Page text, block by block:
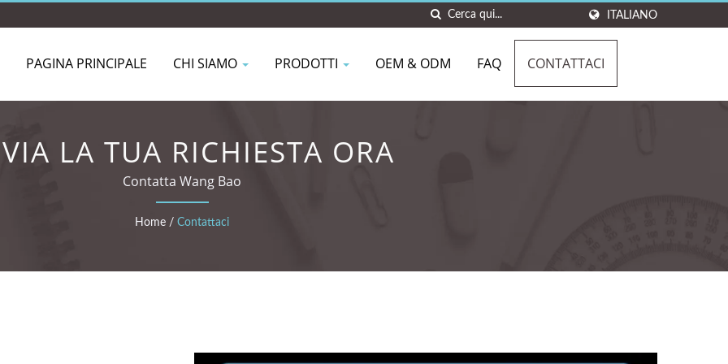
ITALIANO
PAGINA PRINCIPALE CHI SIAMO PRODOTTI OEM & ODM FAQ CONTATTACI
LA TUA RICHIESTA ORA
Contatta Wang Bao
Home / Contattaci